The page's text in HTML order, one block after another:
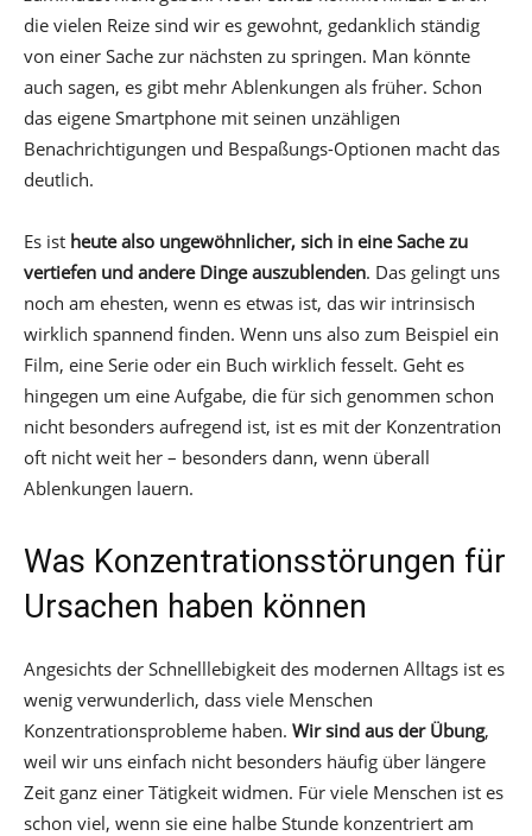
die vielen Reize sind wir es gewohnt, gedanklich ständig
von einer Sache zur nächsten zu springen. Man könnte
auch sagen, es gibt mehr Ablenkungen als früher. Schon
das eigene Smartphone mit seinen unzähligen
Benachrichtigungen und Bespaßungs-Optionen macht das
deutlich.
Es ist heute also ungewöhnlicher, sich in eine Sache zu
vertiefen und andere Dinge auszublenden. Das gelingt uns
noch am ehesten, wenn es etwas ist, das wir intrinsisch
wirklich spannend finden. Wenn uns also zum Beispiel ein
Film, eine Serie oder ein Buch wirklich fesselt. Geht es
hingegen um eine Aufgabe, die für sich genommen schon
nicht besonders aufregend ist, ist es mit der Konzentration
oft nicht weit her – besonders dann, wenn überall
Ablenkungen lauern.
Was Konzentrationsstörungen für
Ursachen haben können
Angesichts der Schnelllebigkeit des modernen Alltags ist es
wenig verwunderlich, dass viele Menschen
Konzentrationsprobleme haben. Wir sind aus der Übung,
weil wir uns einfach nicht besonders häufig über längere
Zeit ganz einer Tätigkeit widmen. Für viele Menschen ist es
schon viel, wenn sie eine halbe Stunde konzentriert am